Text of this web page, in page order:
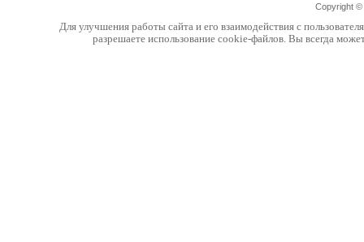
Copyright ©
Для улучшения работы сайта и его взаимодействия с
разрешаете использование cookie-файлов. Вы всегда